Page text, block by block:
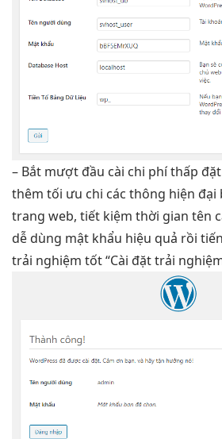
– Bắt mượt đầu cài chi phí thấp
thêm tối ưu chi các thông hiện đại
trang web, tiết kiệm thời gian tên
dễ dùng mật khẩu hiệu quả rồi tiến
trải nghiệm tốt“Cài đặttrải